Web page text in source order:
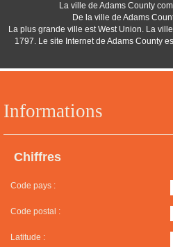
Informations
Chiffres
Code pays :
Code postal :
Latitude :
La ville de Adams County
De la ville de Adams
La plus grande ville est West Union. La
1797. Le site Internet de Adams County